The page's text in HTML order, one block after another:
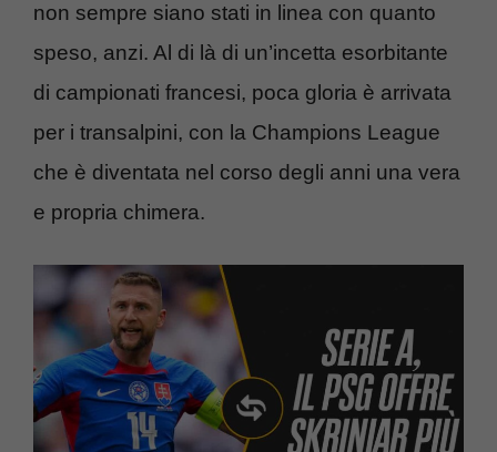
non sempre siano stati in linea con quanto
speso, anzi. Al di là di un’incetta esorbitante
di campionati francesi, poca gloria è arrivata
per i transalpini, con la Champions League
che è diventata nel corso degli anni una vera
e propria chimera.